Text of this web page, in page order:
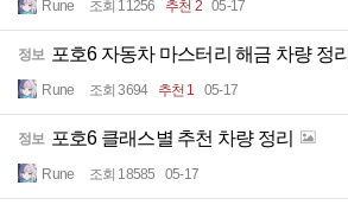
Rune 조회 11256 추천 2 05-17
정보 포호6 자동차 마스터리 해금 차량 정리
Rune 조회 3694 추천 1 05-17
정보 포호6 클래스별 추천 차량 정리
Rune 조회 18585 05-17